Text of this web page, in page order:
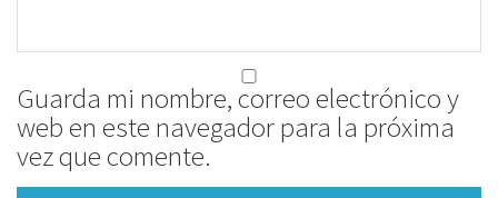
Guarda mi nombre, correo electrónico y
web en este navegador para la próxima
vez que comente.